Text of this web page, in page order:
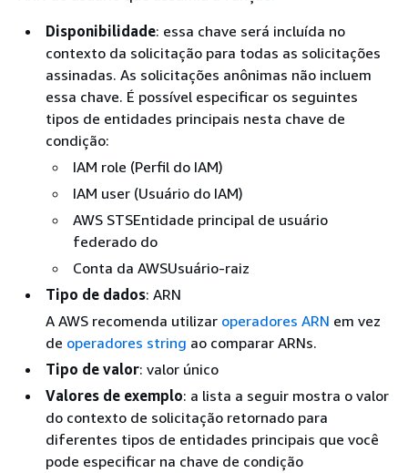
Disponibilidade: essa chave será incluída no
contexto da solicitação para todas as solicitações
assinadas. As solicitações anônimas não incluem
essa chave. É possível especificar os seguintes
tipos de entidades principais nesta chave de
condição:
IAM role (Perfil do IAM)
IAM user (Usuário do IAM)
AWS STSEntidade principal de usuário
federado do
Conta da AWSUsuário-raiz
Tipo de dados: ARN
A AWS recomenda utilizar operadores ARN em vez
de operadores string ao comparar ARNs.
Tipo de valor: valor único
Valores de exemplo: a lista a seguir mostra o valor
do contexto de solicitação retornado para
diferentes tipos de entidades principais que você
pode especificar na chave de condição